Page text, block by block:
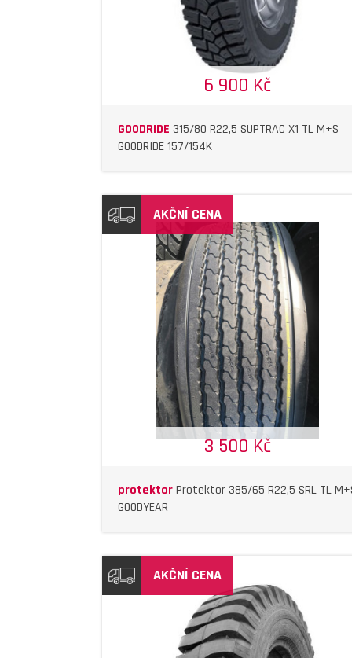
6 900 Kč
GOODRIDE 315/80 R22,5 SUPTRAC X1 TL M+S
GOODRIDE 157/154K
AKČNÍ CENA
3 500 Kč
protektorProtektor 385/65 R22,5 SRL TL
GOODYEAR
DETAIL
AKČNÍ CENA